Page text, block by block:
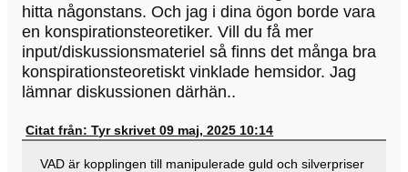
hitta någonstans. Och jag i dina ögon borde vara
en konspirationsteoretiker. Vill du få mer
input/diskussionsmateriel så finns det många bra
konspirationsteoretiskt vinklade hemsidor. Jag
lämnar diskussionen därhän..
Citat från: Tyr skrivet 09 maj, 2025 10:14
VAD är kopplingen till manipulerade guld och silverpriser